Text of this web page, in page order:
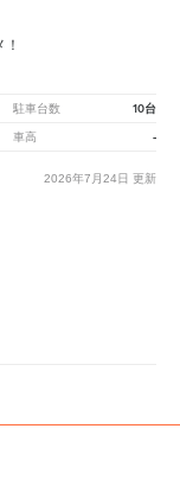
駐車台数 10台
車高 -
2026年7月24日 更新